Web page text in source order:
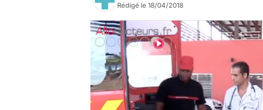
Rédigé le 18/04/2018